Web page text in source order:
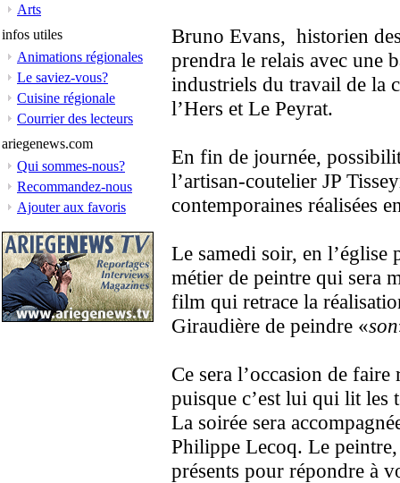
Arts
infos utiles
Animations régionales
Le saviez-vous?
Cuisine régionale
Courrier des lecteurs
ariegenews.com
Qui sommes-nous?
Recommandez-nous
Ajouter aux favoris
Bruno Evans, historien
prendra le relais avec une
industriels du travail de la
l’Hers et Le Peyrat.
En fin de journée,
l’artisan-coutelier JP
contemporaines réalisées
Le samedi soir, en l’église
métier de peintre qui sera
film qui retrace la
Giraudière de peindre «son
Ce sera l’occasion de
puisque c’est lui qui lit les
La soirée sera
Philippe Lecoq. Le
présents pour répondre à